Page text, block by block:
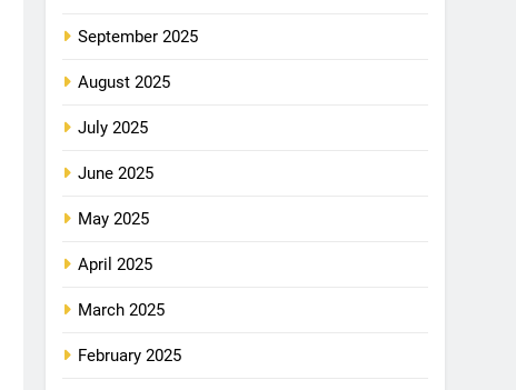
September 2025
August 2025
July 2025
June 2025
May 2025
April 2025
March 2025
February 2025